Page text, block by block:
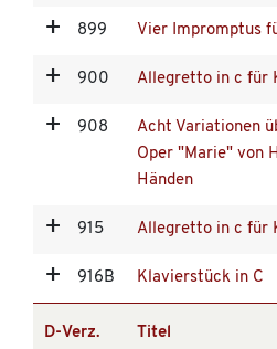
899 Vier Impromptus
900 Allegretto in c für
908
Acht Variationen
Oper "Marie" von
Händen
915 Allegretto in c für
916B Klavierstück in C
D-Verz. Titel